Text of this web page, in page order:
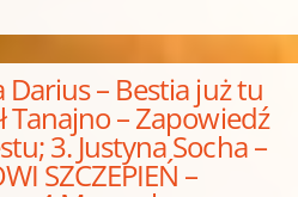
Darius – Bestia już tu
Tanajno – Zapowiedź
3. Justyna Socha –
SZCZEPIEŃ –